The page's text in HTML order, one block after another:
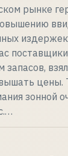
рынке
запасов,
цены.
зонной